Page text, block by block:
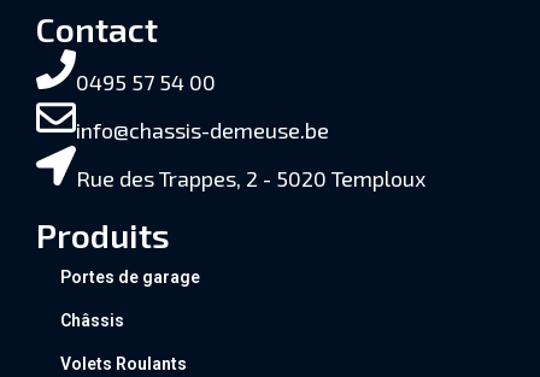
Contact
0495 57 54 00
info@chassis-demeuse.be
Rue des Trappes, 2 - 5020 Temploux
Produits
Portes de garage
Châssis
Volets Roulants